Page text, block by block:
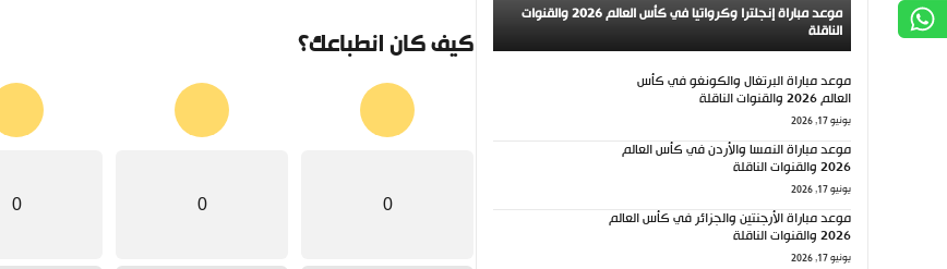
كيف كان انطباعك؟
0
0
0
موعد مباراة إنجلترا وكرواتيا في كأس العالم 2026 والقنوات
الناقلة
موعد مباراة البرتغال والكونغو في كأس
العالم 2026 والقنوات الناقلة
يونيو 17, 2026
موعد مباراة النمسا والأردن في كأس العالم
2026 والقنوات الناقلة
يونيو 17, 2026
موعد مباراة الأرجنتين والجزائر في كأس العالم
2026 والقنوات الناقلة
يونيو 17, 2026